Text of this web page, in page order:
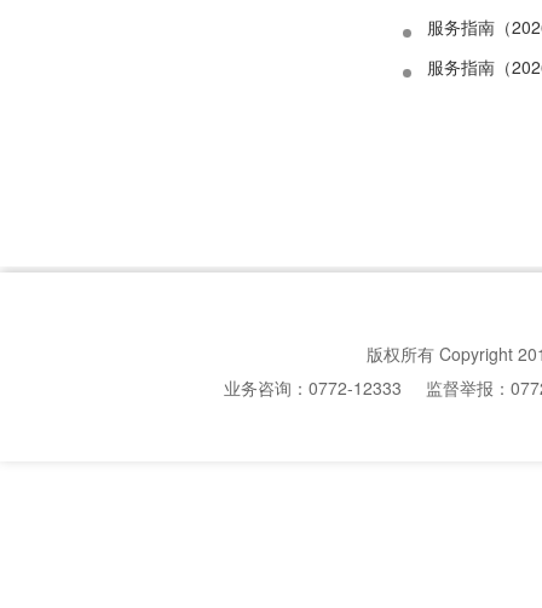
服务指南（
服务指南（
版权所有 Copyright
业务咨询：0772-12333
监督举报：